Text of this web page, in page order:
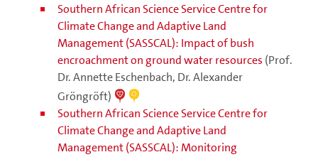
Southern African Science Service Centre for
Climate Change and Adaptive Land
Management (SASSCAL): Impact of bush
encroachment on ground water resources (Prof.
Dr. Annette Eschenbach, Dr. Alexander
Gröngröft)
Southern African Science Service Centre for
Climate Change and Adaptive Land
Management (SASSCAL): Monitoring